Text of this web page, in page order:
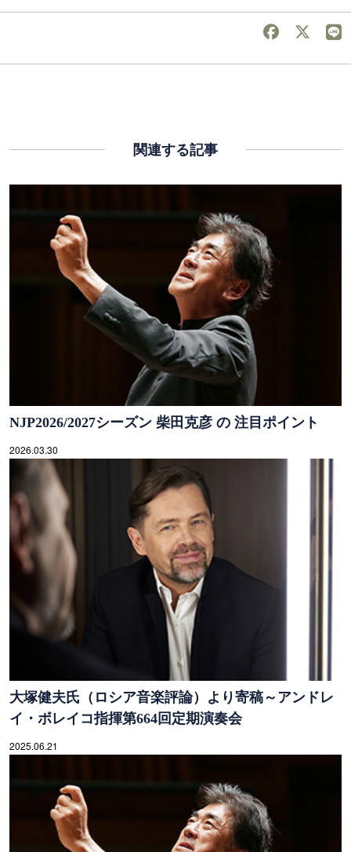
関連する記事
NJP2026/2027シーズン 柴田克彦 の 注目ポイント
2026.03.30
大塚健夫氏（ロシア音楽評論）より寄稿～アンドレ
イ・ボレイコ指揮第664回定期演奏会
2025.06.21